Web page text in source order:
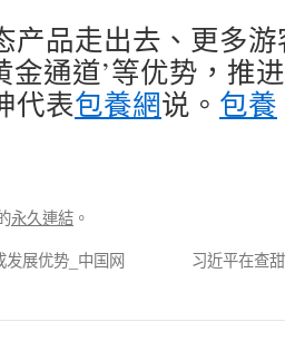
产品走出去、更多
金通道’等优势，推
代表包養網说。 包養
永久連結 。
展优势_中国网 习近平在查